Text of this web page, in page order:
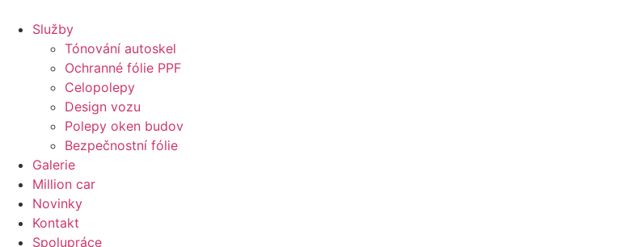
Služby
Tónování autoskel
Ochranné fólie PPF
Celopolepy
Design vozu
Polepy oken budov
Bezpečnostní fólie
Galerie
Million car
Novinky
Kontakt
Spolupráce